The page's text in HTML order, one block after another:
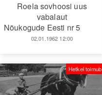
Roela sovhoosi uus
vabalaut
Nõukogude Eesti nr 5
02.01.1962 12:00
Hetkel toimub